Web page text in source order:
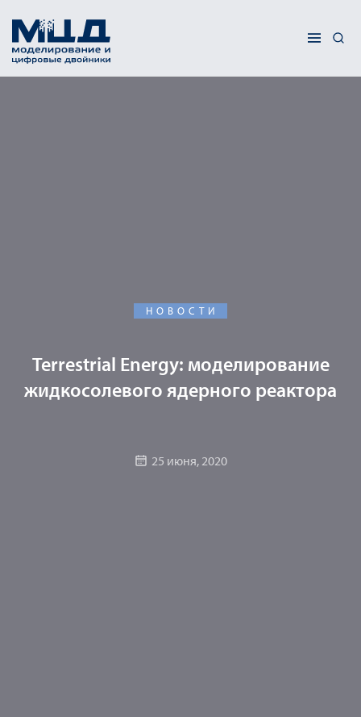
НОВОСТИ
Terrestrial Energy: моделирование
жидкосолевого ядерного реактора
25 июня, 2020